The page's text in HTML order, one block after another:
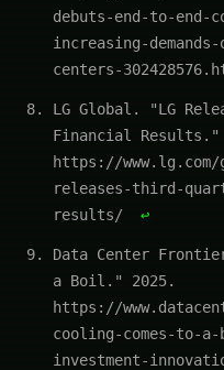
debuts-end-to-end-
increasing-
centers-
LG Global. "LG
Financial Results."
https://www.lg.com/
releases-third-
results/
↩
Data Center
a Boil." 2025.
https://
cooling-comes-to-
investment-